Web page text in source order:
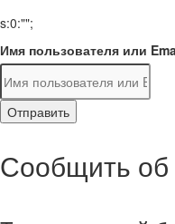
s:0:"";
Имя пользователя или
Отправить
Сообщить об